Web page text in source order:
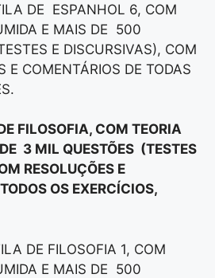
DE ESPANHOL 6, COM
E MAIS DE 500
E DISCURSIVAS), COM
E COMENTÁRIOS DE TODAS
FILOSOFIA, COM TEORIA
3 MIL QUESTÕES (TESTES
RESOLUÇÕES E
OS EXERCÍCIOS,
DE FILOSOFIA 1, COM
E MAIS DE 500